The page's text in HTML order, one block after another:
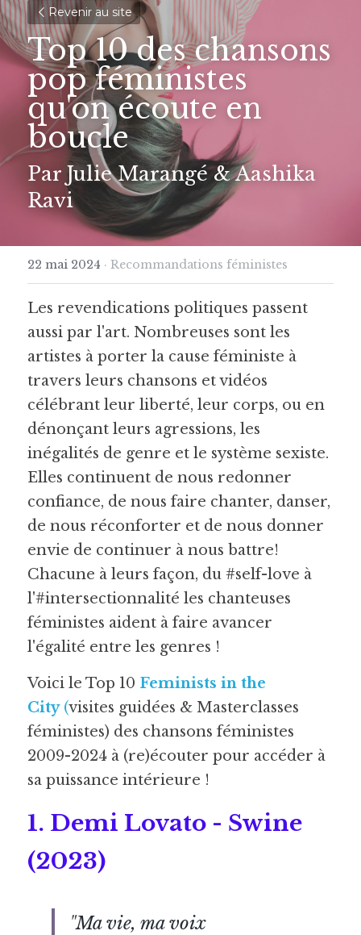
Revenir au site
Top 10 des chansons
pop féministes
qu'on écoute en
boucle
Par Julie Marangé & Aashika
Ravi
22 mai 2024 · Recommandations féministes
Les revendications politiques passent
aussi par l'art. Nombreuses sont les
artistes à porter la cause féministe à
travers leurs chansons et vidéos
célébrant leur liberté, leur corps, ou en
dénonçant leurs agressions, les
inégalités de genre et le système sexiste.
Elles continuent de nous redonner
confiance, de nous faire chanter, danser,
de nous réconforter et de nous donner
envie de continuer à nous battre!
Chacune à leurs façon, du #self-love à
l'#intersectionnalité les chanteuses
féministes aident à faire avancer
l'égalité entre les genres !
Voici le Top 10 Feminists in the
City (visites guidées & Masterclasses
féministes) des chansons féministes
2009-2024 à (re)écouter pour accéder à
sa puissance intérieure !
1. Demi Lovato - Swine
(2023)
"Ma vie, ma voix